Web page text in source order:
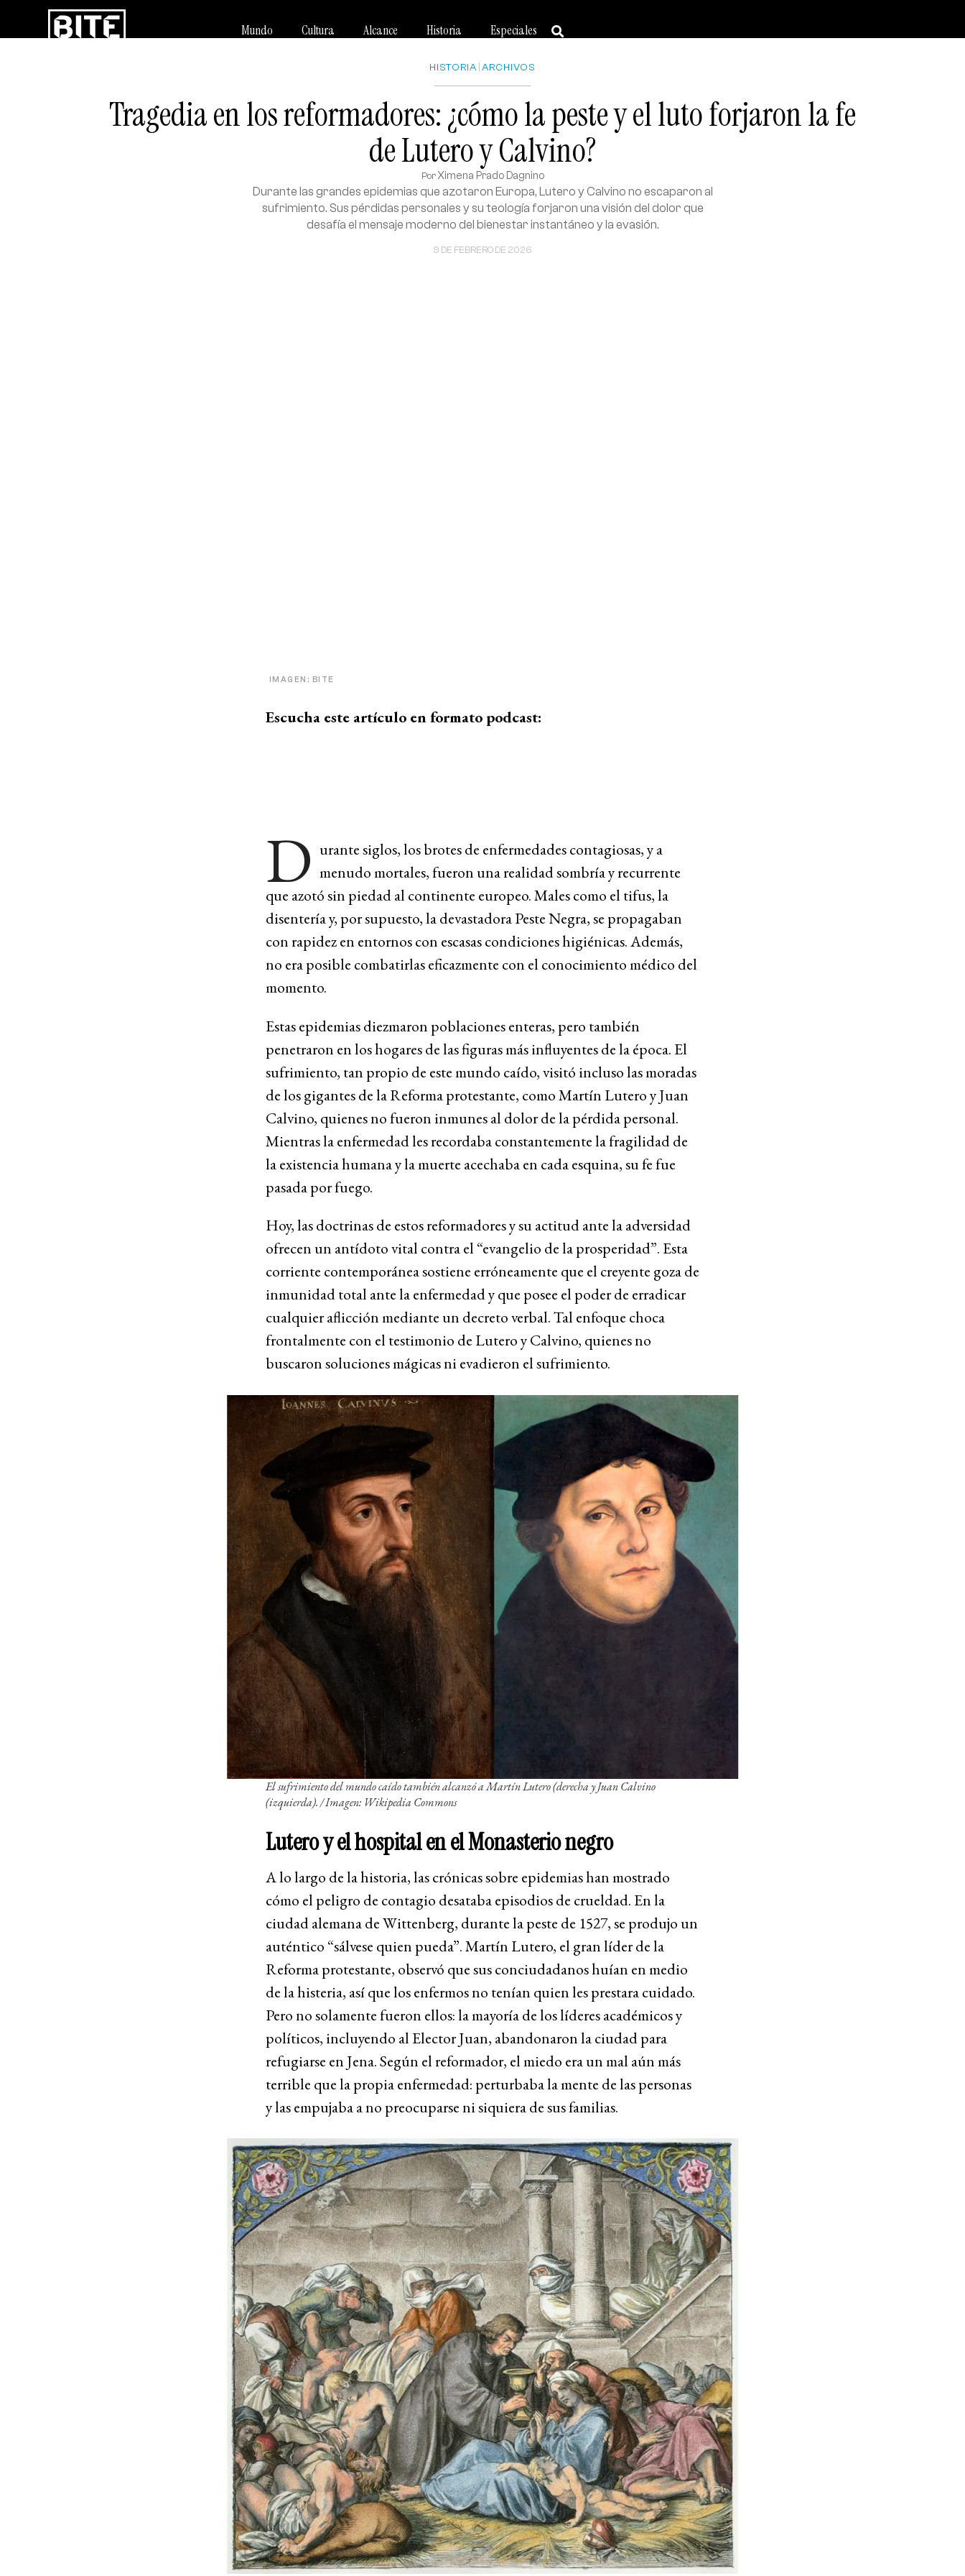
Mundo Cultura Alcance Historia Especiales
HISTORIA ARCHIVOS
Tragedia en los reformadores: ¿cómo la peste y el luto forjaron la fe
de Lutero y Calvino?
Por Ximena Prado Dagnino
9 DE FEBRERO DE 2026
Durante las grandes epidemias que azotaron Europa, Lutero y Calvino no escaparon al
sufrimiento. Sus pérdidas personales y su teología forjaron una visión del dolor que
desafía el mensaje moderno del bienestar instantáneo y la evasión.
IMAGEN: BITE
Escucha este artículo en formato podcast:
D urante siglos, los brotes de enfermedades contagiosas, y a
menudo mortales, fueron una realidad sombría y recurrente
que azotó sin piedad al continente europeo. Males como el tifus, la
disentería y, por supuesto, la devastadora Peste Negra, se propagaban
con rapidez en entornos con escasas condiciones higiénicas. Además,
no era posible combatirlas eficazmente con el conocimiento médico del
momento.
Estas epidemias diezmaron poblaciones enteras, pero también
penetraron en los hogares de las figuras más influyentes de la época. El
sufrimiento, tan propio de este mundo caído, visitó incluso las moradas
de los gigantes de la Reforma protestante, como Martín Lutero y Juan
Calvino, quienes no fueron inmunes al dolor de la pérdida personal.
Mientras la enfermedad les recordaba constantemente la fragilidad de
la existencia humana y la muerte acechaba en cada esquina, su fe fue
pasada por fuego.
Hoy, las doctrinas de estos reformadores y su actitud ante la adversidad
ofrecen un antídoto vital contra el “evangelio de la prosperidad”. Esta
corriente contemporánea sostiene erróneamente que el creyente goza de
inmunidad total ante la enfermedad y que posee el poder de erradicar
cualquier aflicción mediante un decreto verbal. Tal enfoque choca
frontalmente con el testimonio de Lutero y Calvino, quienes no
buscaron soluciones mágicas ni evadieron el sufrimiento.
El sufrimiento del mundo caído también alcanzó a Martín Lutero (derecha y Juan Calvino
(izquierda). / Imagen: Wikipedia Commons
Lutero y el hospital en el Monasterio negro
A lo largo de la historia, las crónicas sobre epidemias han mostrado
cómo el peligro de contagio desataba episodios de crueldad. En la
ciudad alemana de Wittenberg, durante la peste de 1527, se produjo un
auténtico “sálvese quien pueda”. Martín Lutero, el gran líder de la
Reforma protestante, observó que sus conciudadanos huían en medio
de la histeria, así que los enfermos no tenían quien les prestara cuidado.
Pero no solamente fueron ellos: la mayoría de los líderes académicos y
políticos, incluyendo al Elector Juan, abandonaron la ciudad para
refugiarse en Jena. Según el reformador, el miedo era un mal aún más
terrible que la propia enfermedad: perturbaba la mente de las personas
y las empujaba a no preocuparse ni siquiera de sus familias.